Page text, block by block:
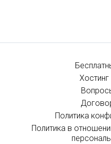
Политика
Политика в